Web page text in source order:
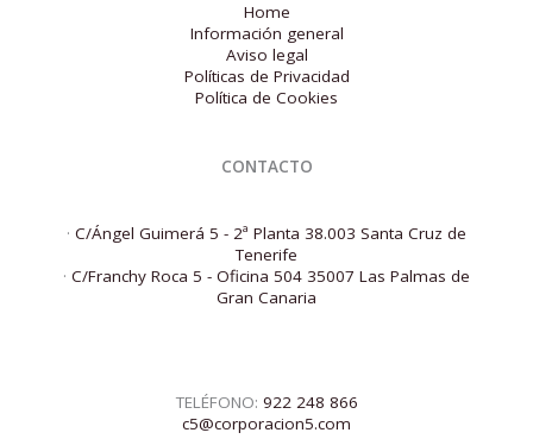
Home
Información general
Aviso legal
Políticas de Privacidad
Política de Cookies
CONTACTO
· C/Ángel Guimerá 5 - 2ª Planta 38.003 Santa Cruz de
Tenerife
· C/Franchy Roca 5 - Oficina 504 35007 Las Palmas de
Gran Canaria
TELÉFONO: 922 248 866
c5@corporacion5.com